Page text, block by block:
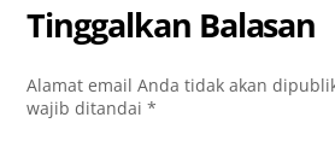
Tinggalkan Balasan
Alamat email Anda tidak akan
wajib ditandai*